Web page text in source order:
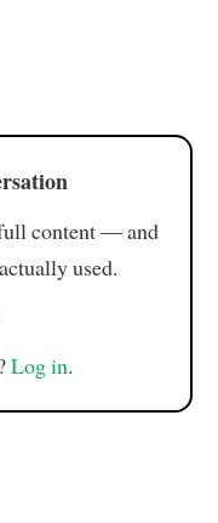
content — and
used.
Log in.